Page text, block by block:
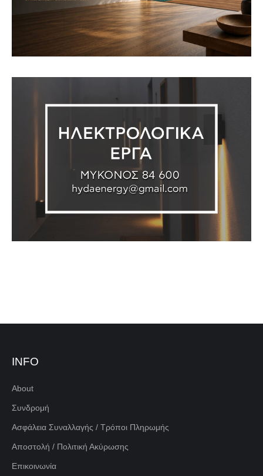
INFO
About
Συνδρομή
Ασφάλεια Συναλλαγής / Τρόποι Πληρωμής
Αποστολή / Πολιτική Ακύρωσης
Επικοινωνία